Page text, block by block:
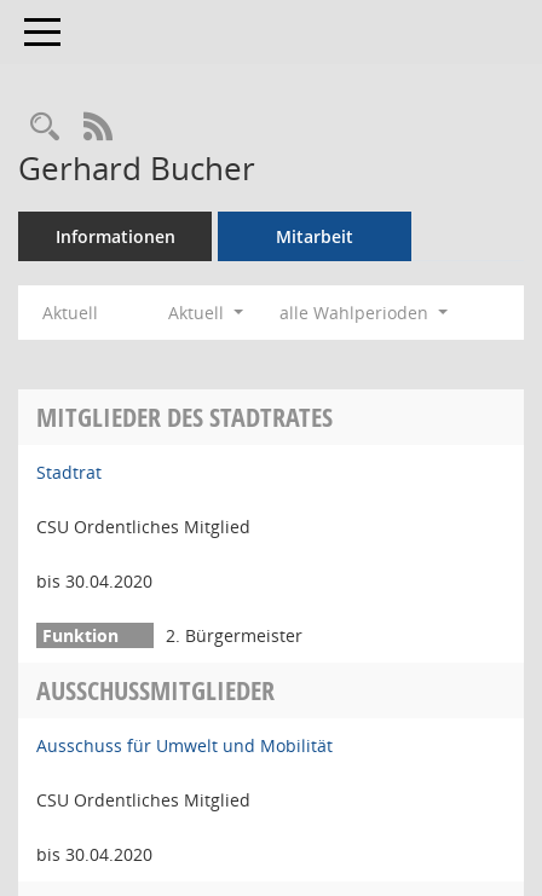
Toggle navigation
Rechercheauswahl
RSS-Feed
Gerhard Bucher
Informationen Mitarbeit
Aktuell Aktuell alle Wahlperioden
MITGLIEDER DES STADTRATES
Stadtrat
CSU Ordentliches Mitglied
bis 30.04.2020
2. Bürgermeister
AUSSCHUSSMITGLIEDER
Ausschuss für Umwelt und Mobilität
CSU Ordentliches Mitglied
bis 30.04.2020